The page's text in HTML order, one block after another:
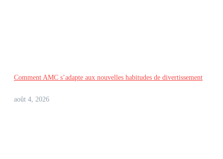
Comment AMC s’adapte aux nouvelles habitudes de divertissement
août 4, 2026